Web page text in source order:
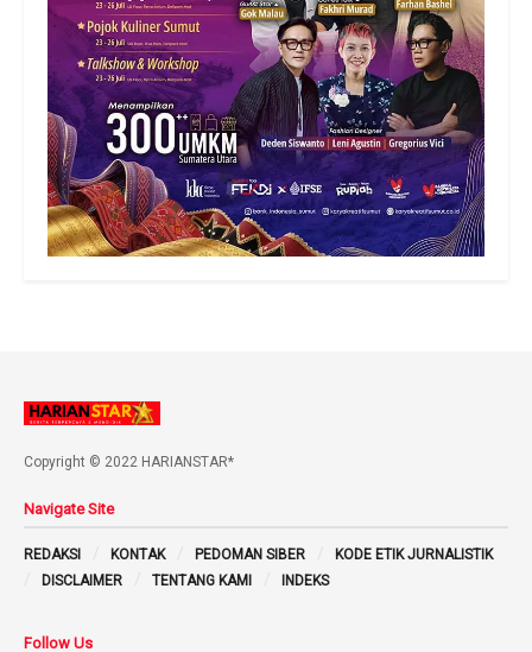
Copyright © 2022 HARIANSTAR*
Navigate Site
REDAKSI KONTAK PEDOMAN SIBER
KODE ETIK JURNALISTIK
DISCLAIMER
TENTANG KAMI INDEKS
Follow Us